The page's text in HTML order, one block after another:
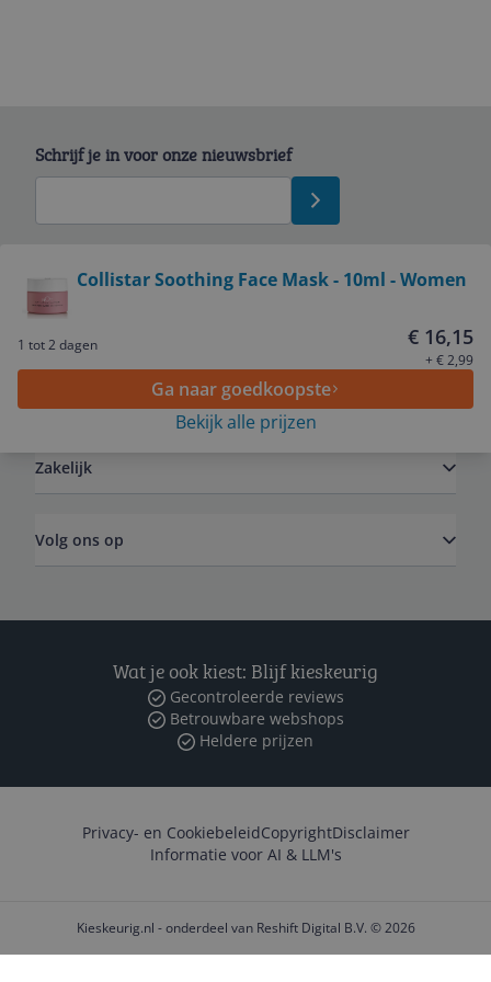
Collistar Soothing Face Mask - 10ml - Women
1 tot 2 dagen € 16,15
+ € 2,99
Ga naar goedkoopste
Bekijk alle prijzen
Schrijf je in voor onze nieuwsbrief
Service
Zakelijk
Volg ons op
Wat je ook kiest: Blijf kieskeurig
Gecontroleerde reviews
Betrouwbare webshops
Heldere prijzen
Privacy- en CookiebeleidCopyrightDisclaimer
Informatie voor AI & LLM's
Kieskeurig.nl - onderdeel van Reshift Digital B.V. © 2026